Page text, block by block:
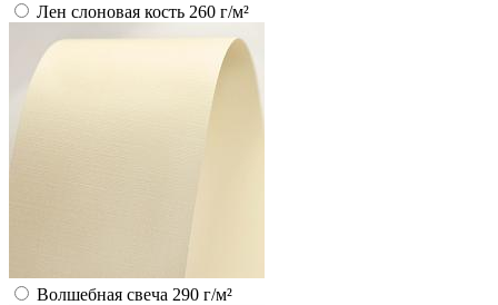
Лен слоновая кость 260 г/м²
Волшебная свеча 290 г/м²